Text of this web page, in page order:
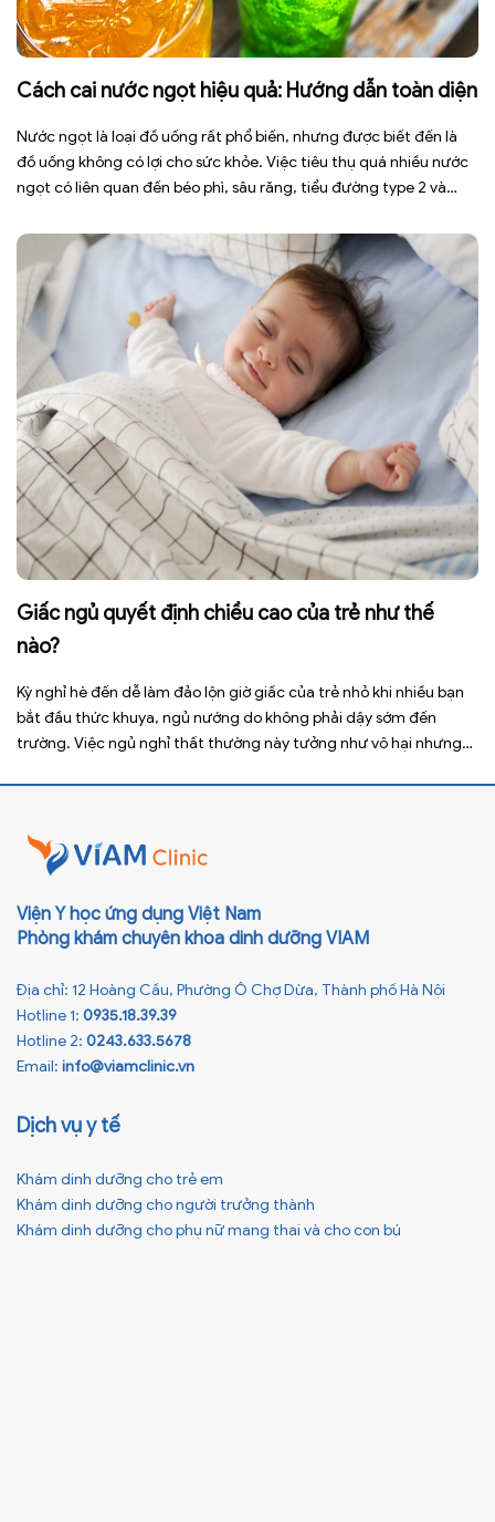
Cách cai nước ngọt hiệu quả: Hướng dẫn toàn diện
Nước ngọt là loại đồ uống rất phổ biến, nhưng được biết đến là
đồ uống không có lợi cho sức khỏe. Việc tiêu thụ quá nhiều nước
ngọt có liên quan đến béo phì, sâu răng, tiểu đường type 2 và
chỉ […]
Giấc ngủ quyết định chiều cao của trẻ như thế
nào?
Kỳ nghỉ hè đến dễ làm đảo lộn giờ giấc của trẻ nhỏ khi nhiều bạn
bắt đầu thức khuya, ngủ nướng do không phải dậy sớm đến
trường. Việc ngủ nghỉ thất thường này tưởng như vô hại nhưng
Viện Y học ứng dụng Việt Nam
Phòng khám chuyên khoa dinh dưỡng VIAM
Địa chỉ: 12 Hoàng Cầu, Phường Ô Chợ Dừa, Thành phố Hà Nội
Hotline 1: 0935.18.39.39
Hotline 2: 0243.633.5678
Email: info@viamclinic.vn
Dịch vụ y tế
Khám dinh dưỡng cho trẻ em
Khám dinh dưỡng cho người trưởng thành
Khám dinh dưỡng cho phụ nữ mang thai và cho con bú